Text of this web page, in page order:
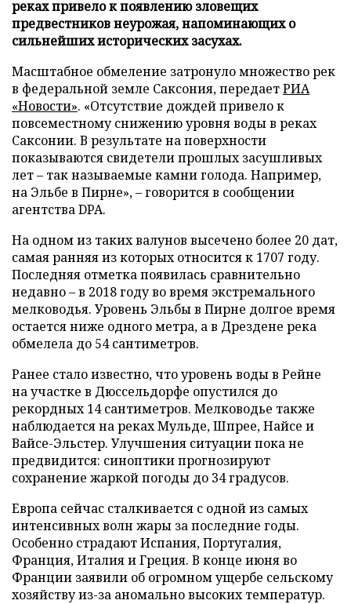
реках привело к появлению зловещих
предвестников неурожая, напоминающих о
сильнейших исторических засухах.
Масштабное обмеление затронуло множество рек
в федеральной земле Саксония, передаетРИА
«Новости». «Отсутствие дождей привело к
повсеместному снижению уровня воды в реках
Саксонии. В результате на поверхности
показываются свидетели прошлых засушливых
лет – так называемые камни голода. Например,
на Эльбе в Пирне», – говорится в сообщении
агентства DPA.
На одном из таких валунов высечено более 20 дат,
самая ранняя из которых относится к 1707 году.
Последняя отметка появилась сравнительно
недавно – в 2018 году во время экстремального
мелководья. Уровень Эльбы в Пирне долгое время
остается ниже одного метра, а в Дрездене река
обмелела до 54 сантиметров.
Ранее стало известно, что уровень воды в Рейне
на участке в Дюссельдорфе опустился до
рекордных 14 сантиметров. Мелководье также
наблюдается на реках Мульде, Шпрее, Найсе и
Вайсе-Эльстер. Улучшения ситуации пока не
предвидится: синоптики прогнозируют
сохранение жаркой погоды до 34 градусов.
Европа сейчас сталкивается с одной из самых
интенсивных волн жары за последние годы.
Особенно страдают Испания, Португалия,
Франция, Италия и Греция. В конце июня во
Франции заявили об огромном ущербе сельскому
хозяйству из-за аномально высоких температур.